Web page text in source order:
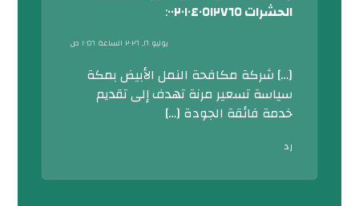
الحشرات ٠٠٢٠١٠٤٠٥١٢٧٦٥
:
يوليو ١٦, ٢٠٢٦ الساعة ١٠:٥٦ ص
[…] شركة مكافحة النمل الأبيض بمكة
سياسة تسعير مرنة تهدف إلى تقديم
خدمة فائقة الجودة […]
رد